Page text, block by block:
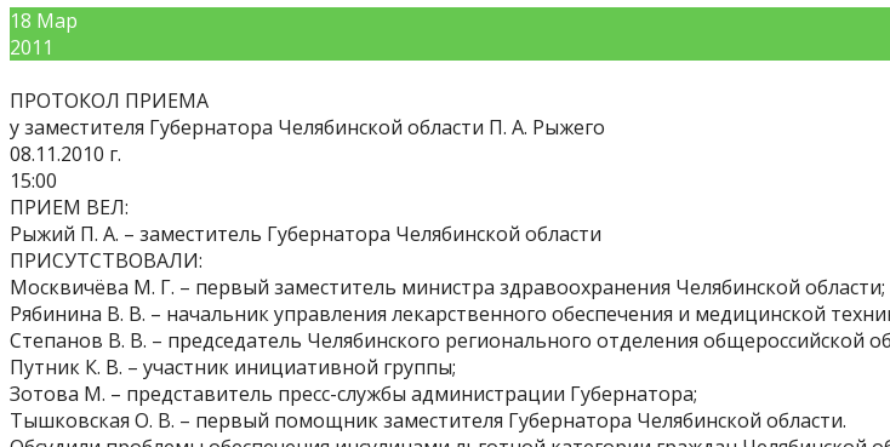
18 Мар
2011
ПРОТОКОЛ ПРИЕМА
у заместителя Губернатора Челябинской области П. А. Рыжего
08.11.2010 г.
15:00
ПРИЕМ ВЕЛ:
Рыжий П. А. – заместитель Губернатора Челябинской области
ПРИСУТСТВОВАЛИ:
Москвичёва М. Г. – первый заместитель министра здравоохранения Челябинской области;
Рябинина В. В. – начальник управления лекарственного обеспечения и медицинской
Степанов В. В. – председатель Челябинского регионального отделения общероссийской
Путник К. В. – участник инициативной группы;
Зотова М. – представитель пресс-службы администрации Губернатора;
Тышковская О. В. – первый помощник заместителя Губернатора Челябинской области.